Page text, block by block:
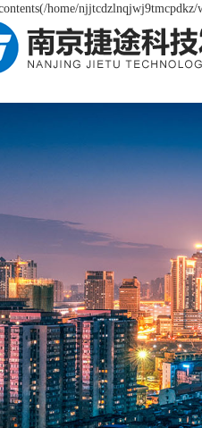
home/njjtcdzlnqjwj9tmcpdkz/